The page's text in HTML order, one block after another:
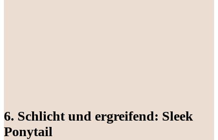
6. Schlicht und ergreifend: Sleek
Ponytail